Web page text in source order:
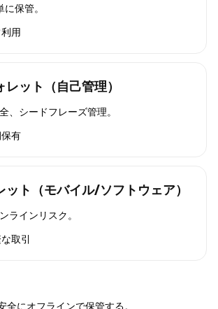
保管。
用
ット（自己管理）
、シードフレーズ管理。
有
ット（モバイル/ソフトウェア）
ラインリスク。
取引
全にオフラインで保管する。